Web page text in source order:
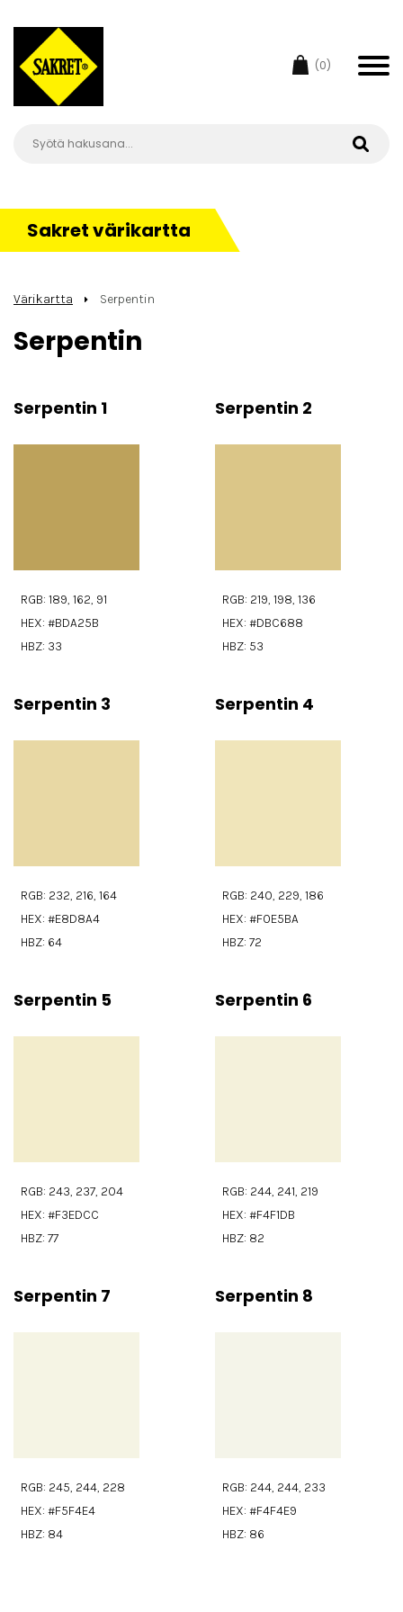
(0)
Sakret värikartta
Värikartta Serpentin
Serpentin
Serpentin 1
RGB: 189, 162, 91
HEX: #BDA25B
HBZ: 33
Serpentin 2
RGB: 219, 198, 136
HEX: #DBC688
HBZ: 53
Serpentin 3
RGB: 232, 216, 164
HEX: #E8D8A4
HBZ: 64
Serpentin 4
RGB: 240, 229, 186
HEX: #F0E5BA
HBZ: 72
Serpentin 5
RGB: 243, 237, 204
HEX: #F3EDCC
HBZ: 77
Serpentin 6
RGB: 244, 241, 219
HEX: #F4F1DB
HBZ: 82
Serpentin 7
RGB: 245, 244, 228
HEX: #F5F4E4
HBZ: 84
Serpentin 8
RGB: 244, 244, 233
HEX: #F4F4E9
HBZ: 86